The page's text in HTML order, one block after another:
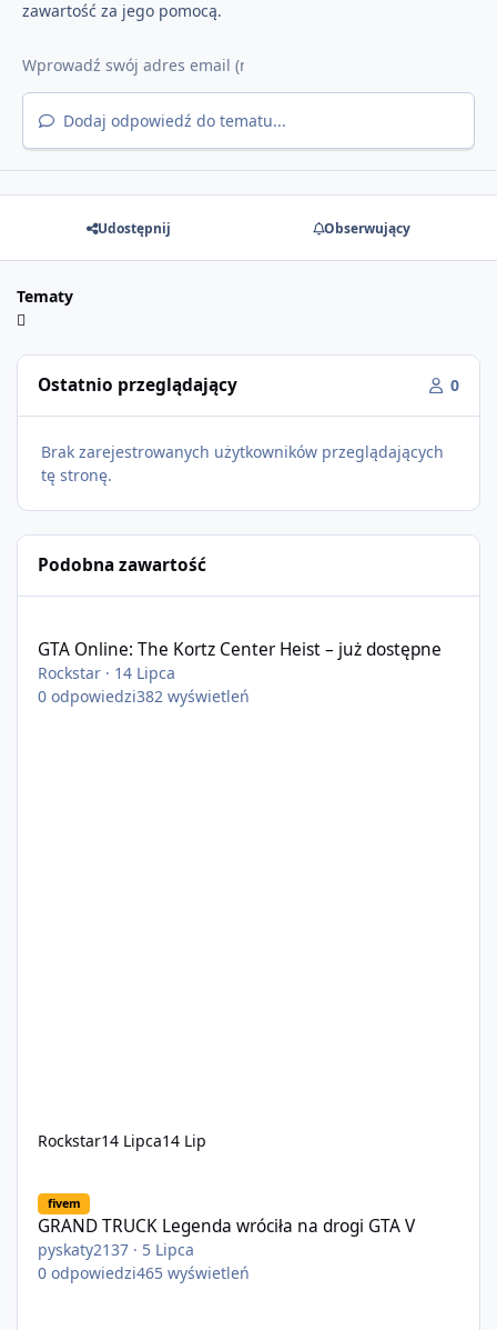
zawartość za jego pomocą.
Dodaj odpowiedź do tematu...
Udostępnij Obserwujący
Tematy
Ostatnio przeglądający 0
Brak zarejestrowanych użytkowników przeglądających
tę stronę.
Podobna zawartość
GTA Online: The Kortz Center Heist – już dostępne
Rockstar · 14 Lipca
0 odpowiedzi382 wyświetleń
Rockstar14 Lipca14 Lip
fivem
GRAND TRUCK Legenda wróciła na drogi GTA V
pyskaty2137 · 5 Lipca
0 odpowiedzi465 wyświetleń